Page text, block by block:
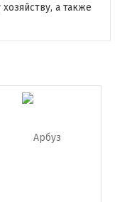
а также